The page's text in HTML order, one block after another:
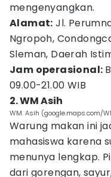
mengenyangkan.
Alamat: Jl.
Ngropoh,
Sleman, Daerah
Jam operasional:
09.00-21.00 WIB
2. WM Asih
WM. Asih (google.maps.com/
Warung makan ini
mahasiswa karena
menunya lengkap.
dari gorengan,